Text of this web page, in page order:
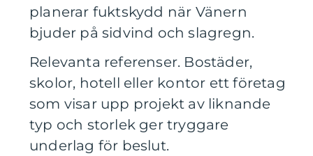
planerar fuktskydd när Vänern
bjuder på sidvind och slagregn.
Relevanta referenser. Bostäder,
skolor, hotell eller kontor ett företag
som visar upp projekt av liknande
typ och storlek ger tryggare
underlag för beslut.